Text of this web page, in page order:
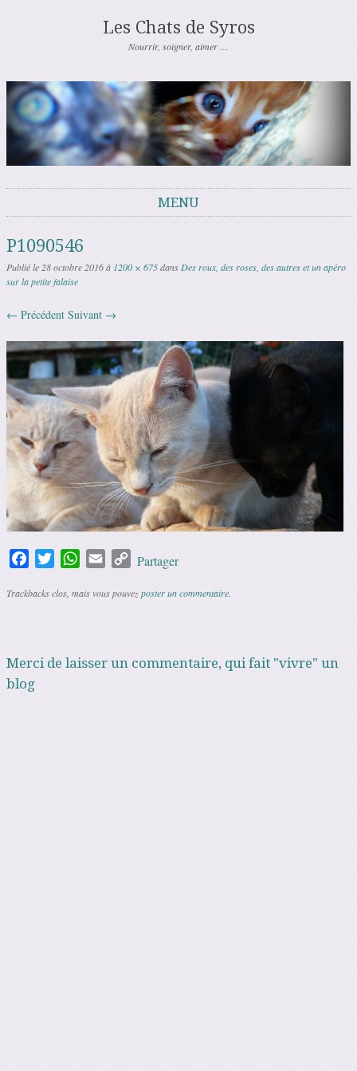
Les Chats de Syros
Nourrir, soigner, aimer …
MENU
P1090546
Publié le28 octobre 2016à 1200 × 675dansDes roux, des roses, des autres et un apéro
sur la petite falaise
← Précédent Suivant →
FacebookTwitterWhatsApp
Email Copy
Partager
Trackbacks clos, mais vous pouvezposter un commentaire
Merci de laisser un commentaire, qui fait "vivre" un
blog